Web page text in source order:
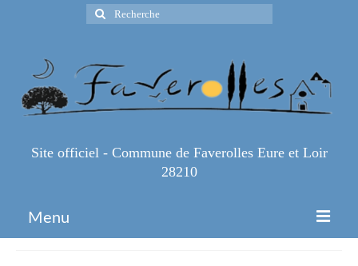
Rechercher
:
Site officiel - Commune de Faverolles Eure et Loir
28210
Menu